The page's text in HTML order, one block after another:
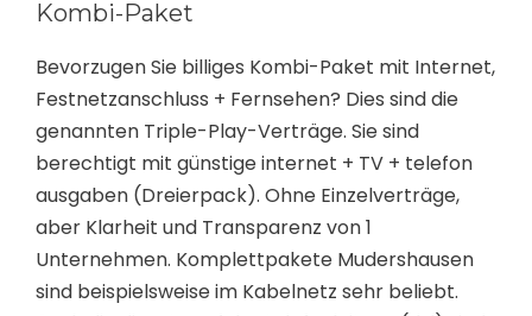
Kombi-Paket
Bevorzugen Sie billiges Kombi-Paket mit Internet,
Festnetzanschluss + Fernsehen? Dies sind die
genannten Triple-Play-Verträge. Sie sind
berechtigt mit günstige internet + TV + telefon
ausgaben (Dreierpack). Ohne Einzelverträge,
aber Klarheit und Transparenz von 1
Unternehmen. Komplettpakete Mudershausen
sind beispielsweise im Kabelnetz sehr beliebt.